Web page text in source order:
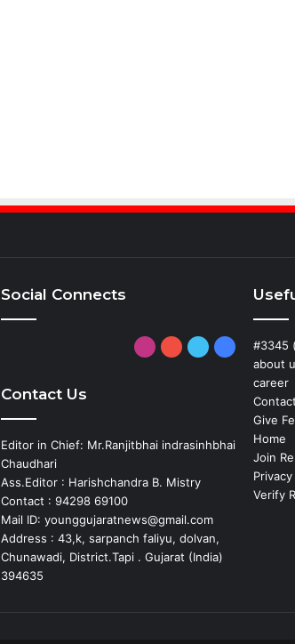
Social Connects
Facebook
Twitter
YouTube
Instagram
Contact Us
Editor in Chief: Mr.Ranjitbhai indrasinhbhai
Chaudhari
Ass.Editor : Harishchandra B. Mistry
Contact : 94298 69100
Mail ID: younggujaratnews@gmail.com
Address : 43,k, sarpanch faliyu, dolvan,
Chunawadi, District.Tapi . Gujarat (India)
394635
#3345
about
career
Give
Home
Join
Verify